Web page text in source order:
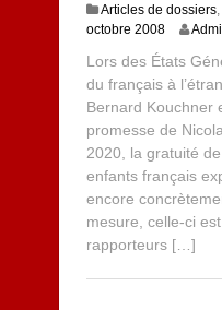
Articles de dossiers,
octobre 2008
Lors des États
du français à
Bernard Kouchner
promesse de
2020, la gratuité
enfants français
encore
mesure, celle-ci
rapporteurs […]